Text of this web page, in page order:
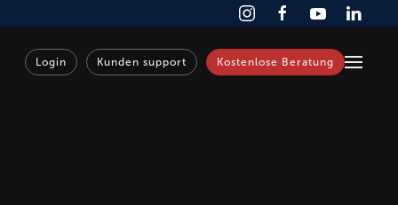
Login Kunden support Kostenlose Beratung